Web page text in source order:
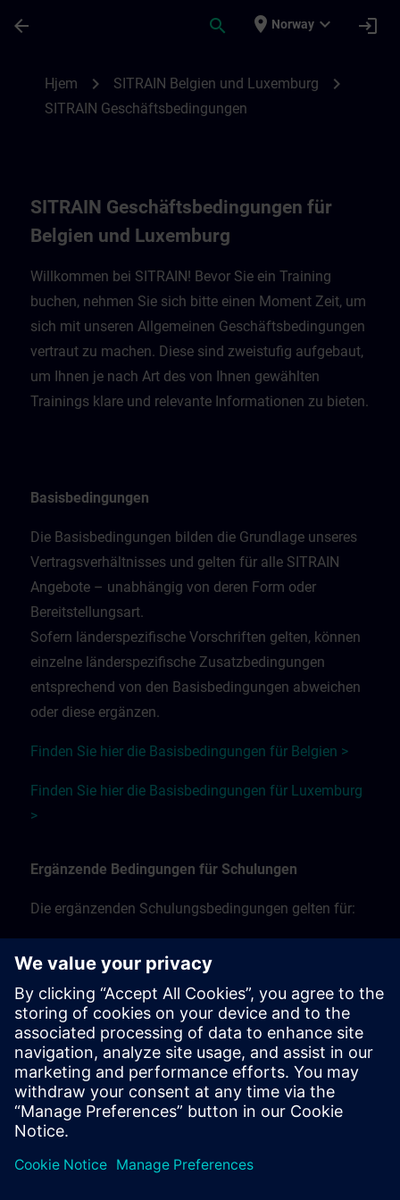
arrow_back search place Norway expand_more login
Hjem chevron_right SITRAIN Belgien und Luxemburg chevron_right
SITRAIN Geschäftsbedingungen
SITRAIN Geschäftsbedingungen für
Belgien und Luxemburg
Willkommen bei SITRAIN! Bevor Sie ein Training
buchen, nehmen Sie sich bitte einen Moment Zeit, um
sich mit unseren Allgemeinen Geschäftsbedingungen
vertraut zu machen. Diese sind zweistufig aufgebaut,
um Ihnen je nach Art des von Ihnen gewählten
Trainings klare und relevante Informationen zu bieten.
Basisbedingungen
Die Basisbedingungen bilden die Grundlage unseres
Vertragsverhältnisses und gelten für alle SITRAIN
Angebote – unabhängig von deren Form oder
Bereitstellungsart.
Sofern länderspezifische Vorschriften gelten, können
einzelne länderspezifische Zusatzbedingungen
entsprechend von den Basisbedingungen abweichen
oder diese ergänzen.
Finden Sie hier die Basisbedingungen für Belgien >
Finden Sie hier die Basisbedingungen für Luxemburg
>
Ergänzende Bedingungen für Schulungen
Die ergänzenden Schulungsbedingungen gelten für:
vor Ort
Live-Online-Schulungen per Fernzugriff
Workshop-Schulungen.
Die ergänzenden Schulungsbedingungen finden Sie
hier >